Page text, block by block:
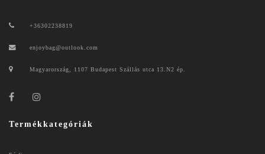
+36302238819
enjoybag@outlook.com
Magyarország, 1107 Budapest Szállás utca 13.N2 ép.
Termékkategóriák